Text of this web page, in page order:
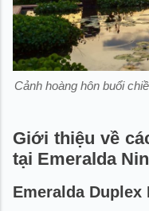
Cảnh hoàng hôn buổi
Giới thiệu về
tại Emeralda
Emeralda Duplex